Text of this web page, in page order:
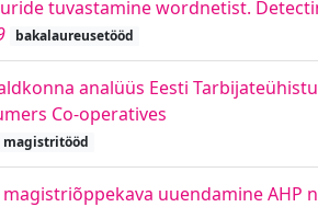
tuvastamine wordnetist.
bakalaureusetööd
analüüs Eesti
Co-operatives
magistritööd
uuendamine AHP